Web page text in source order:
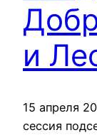
и
15 апреля
сессия